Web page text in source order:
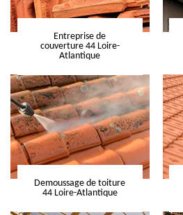
Entreprise de
couverture 44 Loire-
Atlantique
Demoussage de toiture
44 Loire-Atlantique